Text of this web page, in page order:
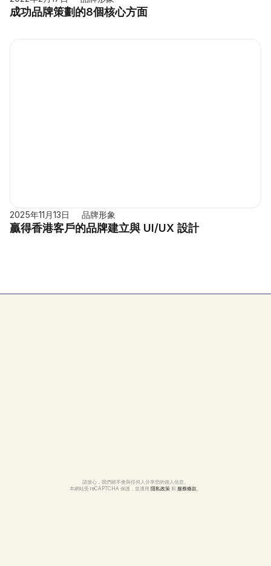
成功品牌策劃的8個核心方面
2025年11月13日 品牌形象
贏得香港客戶的品牌建立與 UI/UX 設計
請放心，我們絕不會與任何人分享您的個人信息。
本網站受 reCAPTCHA 保護，並適用 隱私政策 和 服務條款。